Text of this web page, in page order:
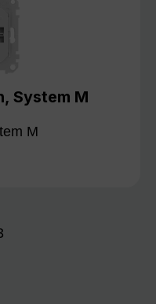
System M
M